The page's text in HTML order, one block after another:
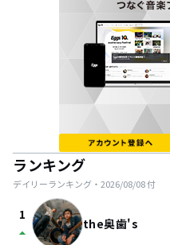
ランキング
デイリーランキング・ 2026/08/08付
1
arrow_drop_up the奥歯's